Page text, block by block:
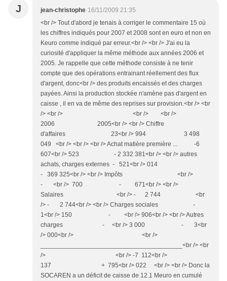
J jean-christophe 16/11/2009 21:35
<br /> Tout d'abord je tenais à corriger le commentaire 15 où
les chiffres indiqués pour 2007 et 2008 sont en euro et non en
Keuro comme indiqué par erreur.<br /> <br /> J'ai eu la
curiosité d'appliquer la même méthode aux années 2006 et
2005. Je rappelle que cette méthode consiste à ne tenir
compte que des opérations entrainant réellement des flux
d'argent, donc<br /> des produits encaissés et des charges
payées. Ainsi la production stockée n'amène pas d'argent en
caisse , il en va de même des reprises sur provision.<br /> <br
/> <br /> <br /> <br />
2006 2005<br /> <br /> Chiffre
d'affaires 23<br /> 994 3 498
049 <br /> <br /> <br /> Achat matière première ... -6
607<br /> 523 - 2 332 381<br /> <br /> autres
achats, charges externes - 521<br /> 014
- 369 325<br /> <br /> Impôts <br />
- <br /> 700 - 671<br /> <br />
Salaires <br /> - 2 744 <br
/> - 2 744<br /> <br /> Charges sociales -
1<br /> 150 - <br /> 906<br /> <br /> Autres
charges - <br /> 3 000 - 3<br
/> 000<br /> <br />
________________________________________<br /> <br
/> <br /> -7 112<br />
137 + 795<br /> 022 <br /> <br /> Donc la
SOCAREN a un déficit de caisse de 12.1 Meuro en cumulé